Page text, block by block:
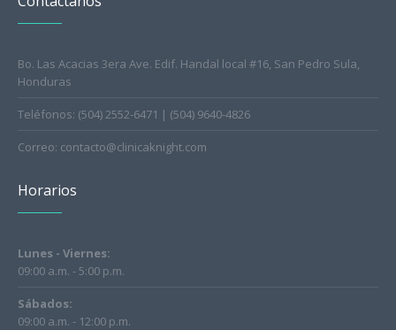
Bo. Las Acacias 3era Ave. Edif. Handal local #16, San Pedro Sula,
Honduras
Teléfonos: (504) 2552-6471 | (504) 9640-4826
Correo: contacto@clinicaknight.com
Horarios
Lunes - Viernes:
09:00 a.m. - 5:00 p.m.
Sábados:
09:00 a.m. - 12:00 p.m.